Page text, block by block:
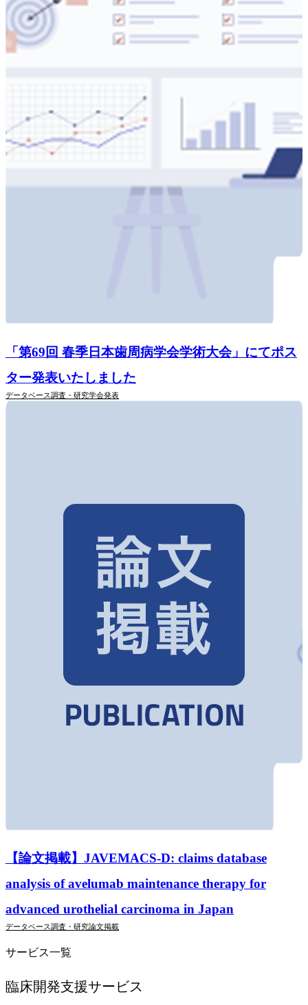
「第69回 春季日本歯周病学会学術大会」にてポス
ター発表いたしました
データベース調査・研究学会発表
【論文掲載】JAVEMACS-D: claims database
analysis of avelumab maintenance therapy for
advanced urothelial carcinoma in Japan
データベース調査・研究論文掲載
サービス一覧
臨床開発支援サービス